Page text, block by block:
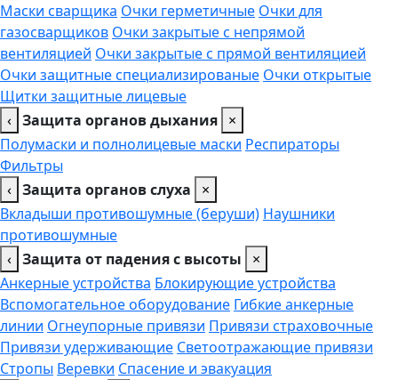
Маски сварщика Очки герметичные Очки для
газосварщиков Очки закрытые с непрямой
вентиляцией Очки закрытые с прямой вентиляцией
Очки защитные специализированые Очки открытые
Щитки защитные лицевые
‹ Защита органов дыхания ×
Полумаски и полнолицевые маски Респираторы
Фильтры
‹ Защита органов слуха
×
Вкладыши противошумные (беруши) Наушники
противошумные
‹ Защита от падения с высоты
×
Анкерные устройства Блокирующие устройства
Вспомогательное оборудование Гибкие анкерные
линии Огнеупорные привязи Привязи страховочные
Привязи удерживающие Светоотражающие привязи
Стропы Веревки Спасение и эвакуация